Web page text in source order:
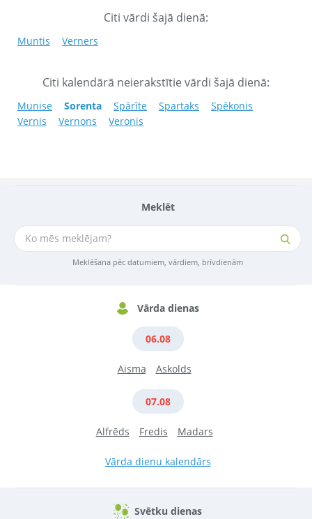
Meklēt
Meklēšana pēc datumiem, vārdiem, brīvdienām
Vārda dienas
06.08
Aisma Askolds
07.08
Alfrēds Fredis Madars
Vārda dienu kalendārs
Svētku dienas
Citi vārdi šajā dienā:
Muntis Verners
Citi kalendārā neierakstītie vārdi šajā dienā:
Munise Sorenta Spārīte Spartaks
Spēkonis
Vernis
Vernons Veronis